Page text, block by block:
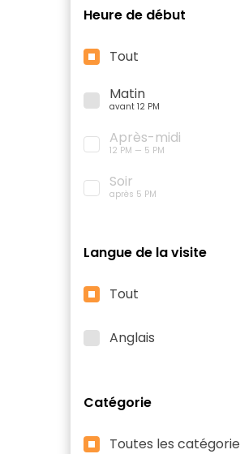
Heure de début
Tout
Matin
avant 12 PM
Après-midi
12 PM — 5 PM
Soir
après 5 PM
Langue de la visite
Tout
Anglais
Catégorie
Toutes les catégorie